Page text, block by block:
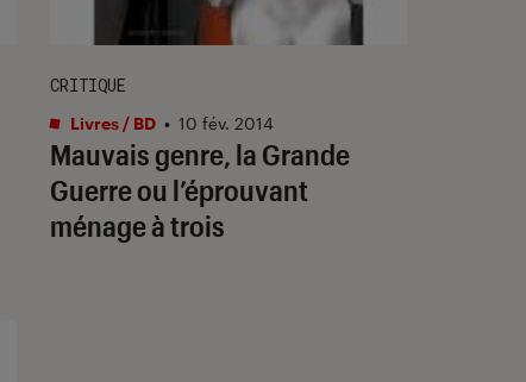
Mauvais genre, la Grande
Guerre ou l’éprouvant
ménage à trois
CRITIQUE
Livres / BD • 10 fév. 2014